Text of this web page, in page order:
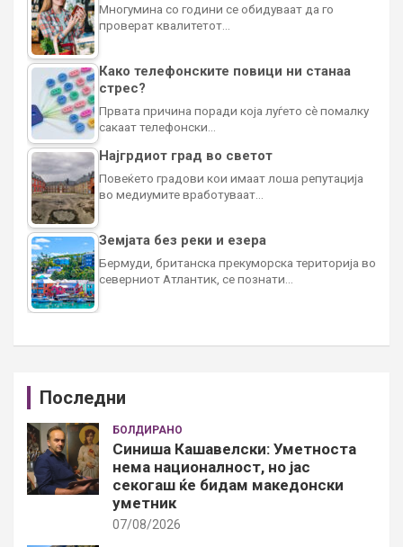
Многумина со години се обидуваат да го
проверат квалитетот…
Како телефонските повици ни станаа
стрес?
Првата причина поради која луѓето сè помалку
сакаат телефонски…
Најгрдиот град во светот
Повеќето градови кои имаат лоша репутација
во медиумите вработуваат…
Земјата без реки и езера
Бермуди, британска прекуморска територија во
северниот Атлантик, се познати…
Последни
БОЛДИРАНО
Синиша Кашавелски: Уметноста
нема националност, но јас
секогаш ќе бидам македонски
уметник
07/08/2026